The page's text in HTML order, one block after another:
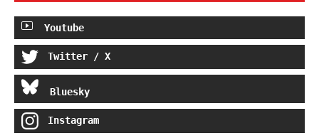
Youtube
Twitter / X
Bluesky
Instagram